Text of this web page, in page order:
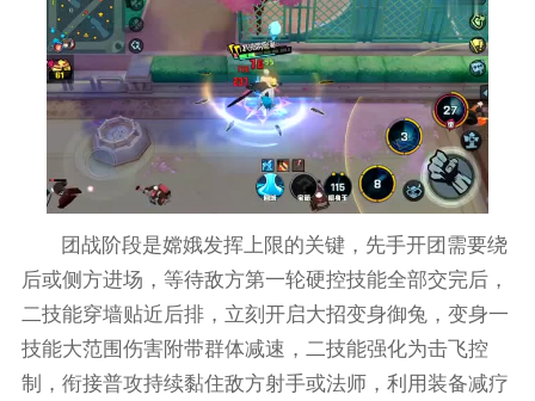
团战阶段是嫦娥发挥上限的关键，先手开团需要绕
后或侧方进场，等待敌方第一轮硬控技能全部交完后，
二技能穿墙贴近后排，立刻开启大招变身御兔，变身一
技能大范围伤害附带群体减速，二技能强化为击飞控
制，衔接普攻持续黏住敌方射手或法师，利用装备减疗